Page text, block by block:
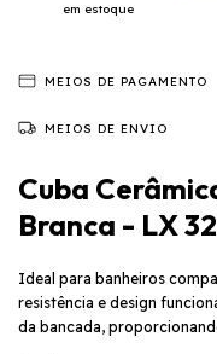
em estoque
MEIOS DE PAGAMENTO
MEIOS DE ENVIO
Cuba
Branca - LX
Ideal para banheiros
resistência e design
da bancada,